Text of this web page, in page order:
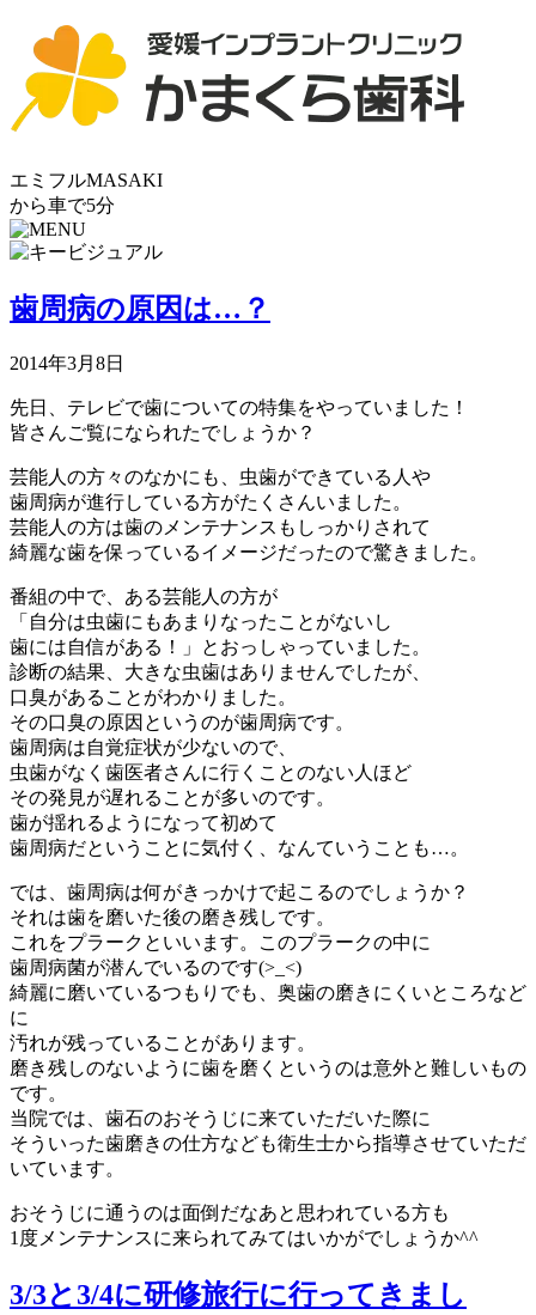
エミフルMASAKI
から車で5分
歯周病の原因は…？
2014年3月8日
先日、テレビで歯についての特集をやっていました！
皆さんご覧になられたでしょうか？
芸能人の方々のなかにも、虫歯ができている人や
歯周病が進行している方がたくさんいました。
芸能人の方は歯のメンテナンスもしっかりされて
綺麗な歯を保っているイメージだったので驚きました。
番組の中で、ある芸能人の方が
「自分は虫歯にもあまりなったことがないし
歯には自信がある！」とおっしゃっていました。
診断の結果、大きな虫歯はありませんでしたが、
口臭があることがわかりました。
その口臭の原因というのが歯周病です。
歯周病は自覚症状が少ないので、
虫歯がなく歯医者さんに行くことのない人ほど
その発見が遅れることが多いのです。
歯が揺れるようになって初めて
歯周病だということに気付く、なんていうことも…。
では、歯周病は何がきっかけで起こるのでしょうか？
それは歯を磨いた後の磨き残しです。
これをプラークといいます。このプラークの中に
歯周病菌が潜んでいるのです(>_<)
綺麗に磨いているつもりでも、奥歯の磨きにくいところなど
に
汚れが残っていることがあります。
磨き残しのないように歯を磨くというのは意外と難しいもの
です。
当院では、歯石のおそうじに来ていただいた際に
そういった歯磨きの仕方なども衛生士から指導させていただ
いています。
おそうじに通うのは面倒だなあと思われている方も
1度メンテナンスに来られてみてはいかがでしょうか^^
3/3と3/4に研修旅行に行ってきまし